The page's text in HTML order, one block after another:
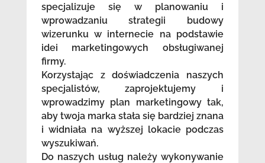
specjalizuje się w planowaniu i
wprowadzaniu strategii budowy
wizerunku w internecie na podstawie
idei marketingowych obsługiwanej
firmy.
Korzystając z doświadczenia naszych
specjalistów, zaprojektujemy i
wprowadzimy plan marketingowy tak,
aby twoja marka stała się bardziej znana
i widniała na wyższej lokacie podczas
wyszukiwań.
Do naszych usług należy wykonywanie